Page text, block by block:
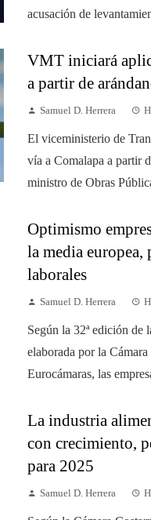
acusación de
VMT iniciará
a partir de
Samuel D. Herrera
El viceministerio de
vía a Comalapa a partir
ministro de Obras
Optimismo
la media europea,
laborales
Samuel D. Herrera
Según la 32ª edición de
elaborada por la
Eurocámaras, las
La industria
con crecimiento,
para 2025
Samuel D. Herrera